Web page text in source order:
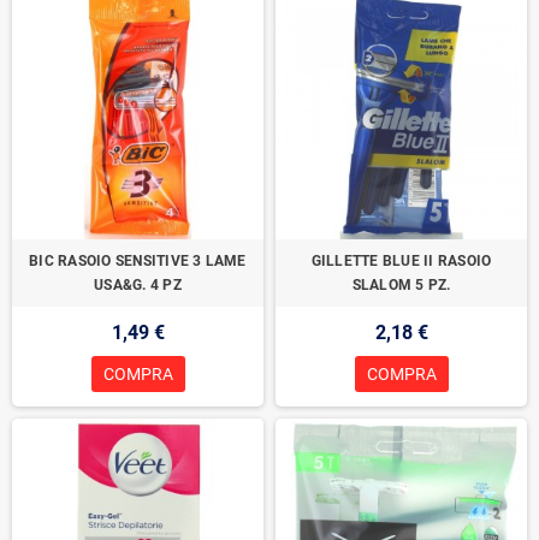
BIC RASOIO SENSITIVE 3 LAME
USA&G. 4 PZ
1,49 €
COMPRA
GILLETTE BLUE II RASOIO
SLALOM 5 PZ.
2,18 €
COMPRA